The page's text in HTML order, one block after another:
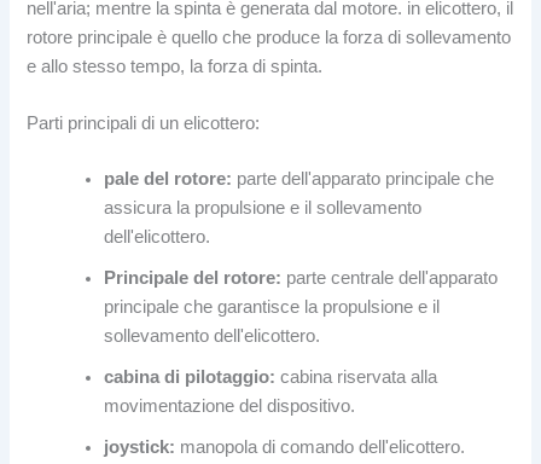
nell'aria; mentre la spinta è generata dal motore. in elicottero, il
rotore principale è quello che produce la forza di sollevamento
e allo stesso tempo, la forza di spinta.
Parti principali di un elicottero:
pale del rotore: parte dell'apparato principale che
assicura la propulsione e il sollevamento
dell'elicottero.
Principale del rotore: parte centrale dell'apparato
principale che garantisce la propulsione e il
sollevamento dell'elicottero.
cabina di pilotaggio: cabina riservata alla
movimentazione del dispositivo.
joystick: manopola di comando dell'elicottero.